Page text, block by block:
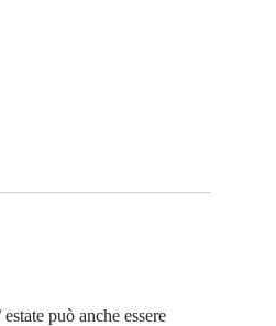
può anche essere